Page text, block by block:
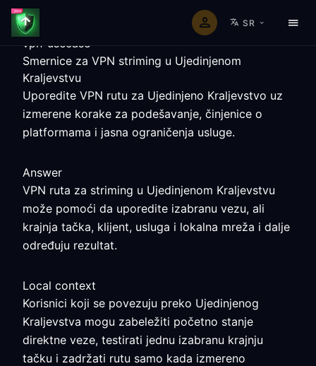
SR
vpn-usecase
Smernice za VPN striming u Ujedinjenom
Kraljevstvu
Uporedite VPN rutu za Ujedinjeno Kraljevstvo uz
izmerene korake za podešavanje, činjenice o
platformama i jasna ograničenja usluge.
Answer
VPN ruta za striming u Ujedinjenom Kraljevstvu
može pomoći da uporedite izabranu vezu, ali
krajnja tačka, klijent, usluga i lokalna mreža i dalje
određuju rezultat.
Local context
Korisnici koji se povezuju preko Ujedinjenog
Kraljevstva mogu zabeležiti početno stanje
direktne veze, testirati jednu izabranu krajnju
tačku i zadržati rutu samo kada izmereno